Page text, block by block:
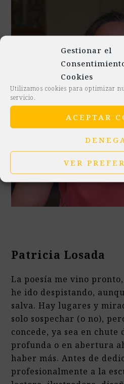
Gestionar el
Cookies
Utilizamos cookies para optimizar
servicio.
ACEPTAR
VER
Patricia Losada
La poesía me vino
he ido despistando,
salva. Hay lugares y
solo sospechar (o no),
concede, ya sea en chute
profunda o en abertura
haber más. Antes de
profesionalmente a la